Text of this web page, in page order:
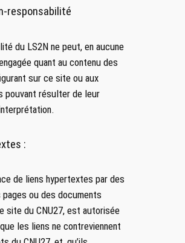
responsabilité
du LS2N ne peut, en aucune
quant au contenu des
sur ce site ou aux
pouvant résulter de leur
:
de liens hypertextes par des
ou des documents
site du CNU27, est autorisée
les liens ne contreviennent